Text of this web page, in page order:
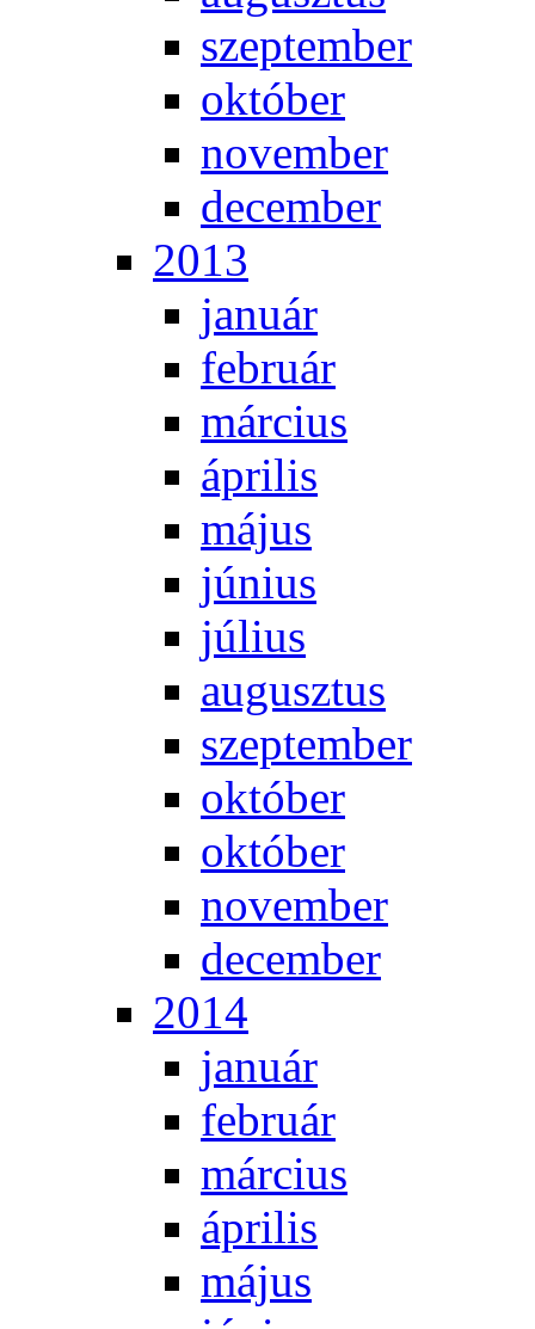
szep­tem­ber
ok­tó­ber
no­vem­ber
de­cem­ber
2013
ja­nu­ár
feb­ru­ár
már­ci­us
áp­ri­lis
má­jus
jú­ni­us
jú­li­us
au­gusz­tus
szep­tem­ber
ok­tó­ber
ok­tó­ber
no­vem­ber
de­cem­ber
2014
ja­nu­ár
feb­ru­ár
már­ci­us
áp­ri­lis
má­jus